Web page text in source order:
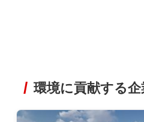
環境に貢献する企